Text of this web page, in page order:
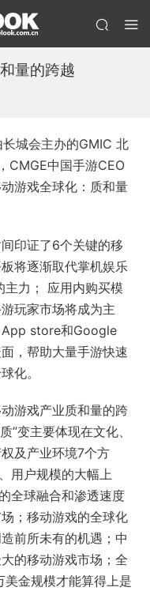
量的跨越
城会主办的GMIC 北
CMGE中国手游CEO
游戏全球化：质和量
印证了6个关键的移
将逐渐取代掌机娱乐
力； 应用内购买模
玩家市场将成为主
App store和Google
，帮助大量手游快速
化。
游戏产业质和量的跨
”变主要体现在文化、
及产业环境7个方
用户规模的大幅上
全球融合和渗透速度
；移动游戏的全球化
前所未有的机遇；中
的移动游戏市场；全
金规模才能算得上是